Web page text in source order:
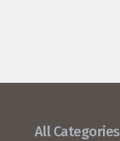
All Categories